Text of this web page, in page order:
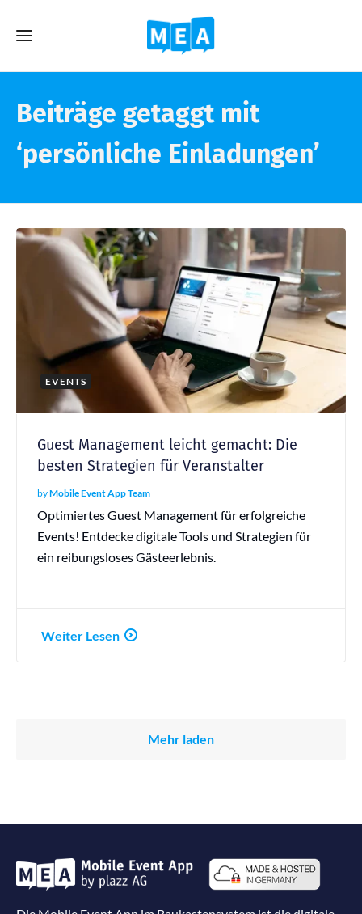
Beiträge getaggt mit
‘persönliche Einladungen’
EVENTS
Guest Management leicht gemacht: Die
besten Strategien für Veranstalter
byMobile Event App Team
Optimiertes Guest Management für erfolgreiche
Events! Entdecke digitale Tools und Strategien für
ein reibungsloses Gästeerlebnis.
Weiter Lesen
Mehr laden